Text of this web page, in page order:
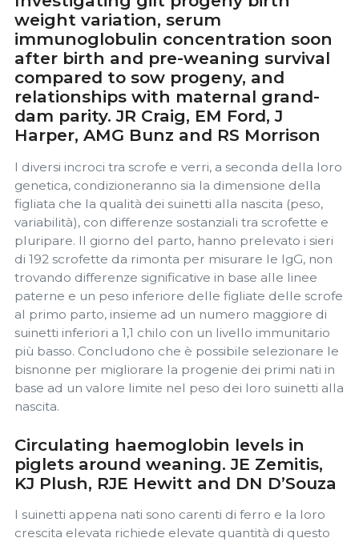
weight variation, serum
immunoglobulin concentration soon
after birth and pre-weaning survival
compared to sow progeny, and
relationships with maternal grand-
dam parity. JR Craig, EM Ford, J
Harper, AMG Bunz and RS Morrison
I diversi incroci tra scrofe e verri, a seconda della loro
genetica, condizioneranno sia la dimensione della
figliata che la qualità dei suinetti alla nascita (peso,
variabilità), con differenze sostanziali tra scrofette e
pluripare. Il giorno del parto, hanno prelevato i sieri
di 192 scrofette da rimonta per misurare le IgG, non
trovando differenze significative in base alle linee
paterne e un peso inferiore delle figliate delle scrofe
al primo parto, insieme ad un numero maggiore di
suinetti inferiori a 1,1 chilo con un livello immunitario
più basso. Concludono che è possibile selezionare le
bisnonne per migliorare la progenie dei primi nati in
base ad un valore limite nel peso dei loro suinetti alla
nascita.
Circulating haemoglobin levels in
piglets around weaning. JE Zemitis,
KJ Plush, RJE Hewitt and DN D’Souza
I suinetti appena nati sono carenti di ferro e la loro
crescita elevata richiede elevate quantità di questo